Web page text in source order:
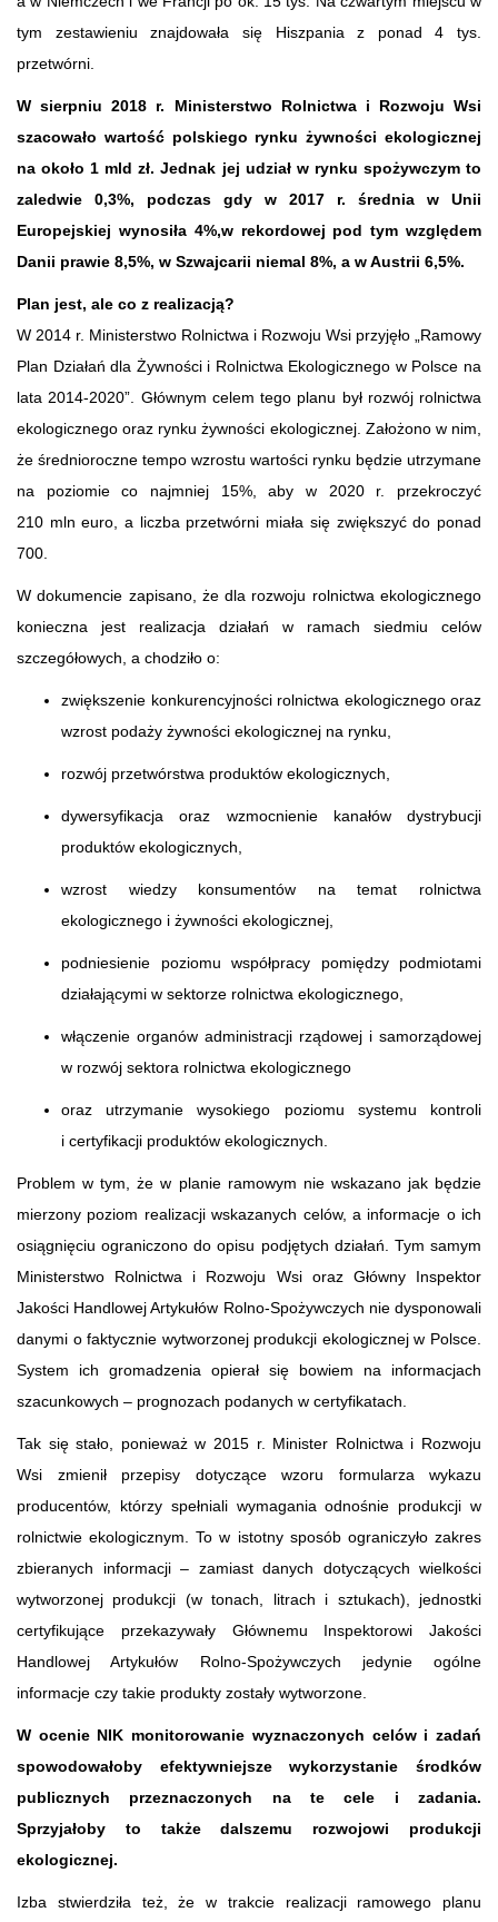
tym zestawieniu znajdowała się Hiszpania z ponad 4 tys.
przetwórni.
W sierpniu 2018 r. Ministerstwo Rolnictwa i Rozwoju Wsi
szacowało wartość polskiego rynku żywności ekologicznej
na około 1 mld zł. Jednak jej udział w rynku spożywczym to
zaledwie 0,3%, podczas gdy w 2017 r. średnia w Unii
Europejskiej wynosiła 4%,w rekordowej pod tym względem
Danii prawie 8,5%, w Szwajcarii niemal 8%, a w Austrii 6,5%.
Plan jest, ale co z realizacją?
W 2014 r. Ministerstwo Rolnictwa i Rozwoju Wsi przyjęło „Ramowy
Plan Działań dla Żywności i Rolnictwa Ekologicznego w Polsce na
lata 2014-2020”. Głównym celem tego planu był rozwój rolnictwa
ekologicznego oraz rynku żywności ekologicznej. Założono w nim,
że średnioroczne tempo wzrostu wartości rynku będzie utrzymane
na poziomie co najmniej 15%, aby w 2020 r. przekroczyć
210 mln euro, a liczba przetwórni miała się zwiększyć do ponad
700.
W dokumencie zapisano, że dla rozwoju rolnictwa ekologicznego
konieczna jest realizacja działań w ramach siedmiu celów
szczegółowych, a chodziło o:
zwiększenie konkurencyjności rolnictwa ekologicznego oraz
wzrost podaży żywności ekologicznej na rynku,
rozwój przetwórstwa produktów ekologicznych,
dywersyfikacja oraz wzmocnienie kanałów dystrybucji
produktów ekologicznych,
wzrost wiedzy konsumentów na temat rolnictwa
ekologicznego i żywności ekologicznej,
podniesienie poziomu współpracy pomiędzy podmiotami
działającymi w sektorze rolnictwa ekologicznego,
włączenie organów administracji rządowej i samorządowej
w rozwój sektora rolnictwa ekologicznego
oraz utrzymanie wysokiego poziomu systemu kontroli
i certyfikacji produktów ekologicznych.
Problem w tym, że w planie ramowym nie wskazano jak będzie
mierzony poziom realizacji wskazanych celów, a informacje o ich
osiągnięciu ograniczono do opisu podjętych działań. Tym samym
Ministerstwo Rolnictwa i Rozwoju Wsi oraz Główny Inspektor
Jakości Handlowej Artykułów Rolno-Spożywczych nie dysponowali
danymi o faktycznie wytworzonej produkcji ekologicznej w Polsce.
System ich gromadzenia opierał się bowiem na informacjach
szacunkowych – prognozach podanych w certyfikatach.
Tak się stało, ponieważ w 2015 r. Minister Rolnictwa i Rozwoju
Wsi zmienił przepisy dotyczące wzoru formularza wykazu
producentów, którzy spełniali wymagania odnośnie produkcji w
rolnictwie ekologicznym. To w istotny sposób ograniczyło zakres
zbieranych informacji – zamiast danych dotyczących wielkości
wytworzonej produkcji (w tonach, litrach i sztukach), jednostki
certyfikujące przekazywały Głównemu Inspektorowi Jakości
Handlowej Artykułów Rolno-Spożywczych jedynie ogólne
informacje czy takie produkty zostały wytworzone.
W ocenie NIK monitorowanie wyznaczonych celów i zadań
spowodowałoby efektywniejsze wykorzystanie środków
publicznych przeznaczonych na te cele i zadania.
Sprzyjałoby to także dalszemu rozwojowi produkcji
ekologicznej.
Izba stwierdziła też, że w trakcie realizacji ramowego planu